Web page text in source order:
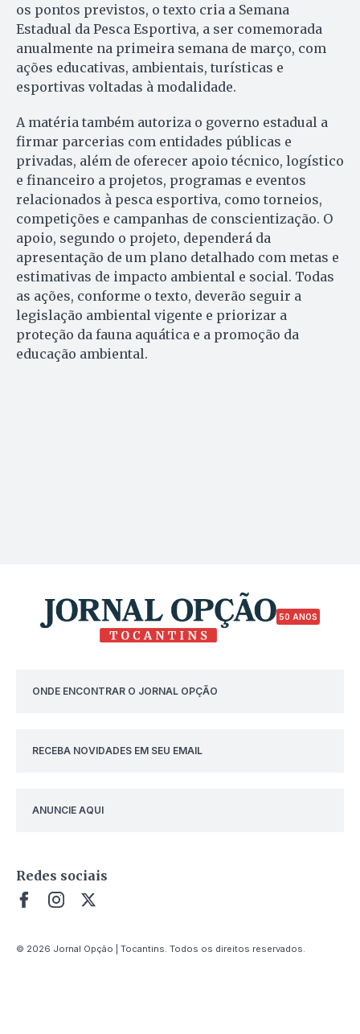
os pontos previstos, o texto cria a Semana
Estadual da Pesca Esportiva, a ser comemorada
anualmente na primeira semana de março, com
ações educativas, ambientais, turísticas e
esportivas voltadas à modalidade.
A matéria também autoriza o governo estadual a
firmar parcerias com entidades públicas e
privadas, além de oferecer apoio técnico, logístico
e financeiro a projetos, programas e eventos
relacionados à pesca esportiva, como torneios,
competições e campanhas de conscientização. O
apoio, segundo o projeto, dependerá da
apresentação de um plano detalhado com metas e
estimativas de impacto ambiental e social. Todas
as ações, conforme o texto, deverão seguir a
legislação ambiental vigente e priorizar a
proteção da fauna aquática e a promoção da
educação ambiental.
50 ANOS
ONDE ENCONTRAR O JORNAL OPÇÃO
RECEBA NOVIDADES EM SEU EMAIL
ANUNCIE AQUI
Redes sociais
© 2026 Jornal Opção | Tocantins. Todos os direitos reservados.